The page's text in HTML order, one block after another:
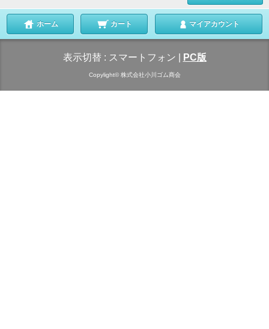
ホーム カート マイアカウント
表示切替 : スマートフォン PC版
Copylight© 株式会社小川ゴム商会